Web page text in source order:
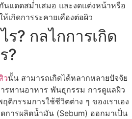
แดดสม่ำเสมอ และงดแต่งหน้าหรือ
เกิดการระคายเคืองต่อผิว
ร? กลไกการเกิด
?
วนั้น สามารถเกิดได้หลากหลายปัจจัย
รทานอาหาร พันธุกรรม การดูแลผิว
ติกรรมการใช้ชีวิตต่าง ๆ ของเราเอง
ดการผลิตน้ำมัน (Sebum) ออกมาเป็น